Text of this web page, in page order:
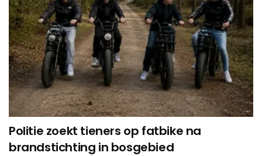
Politie zoekt tieners op fatbike na
brandstichting in bosgebied